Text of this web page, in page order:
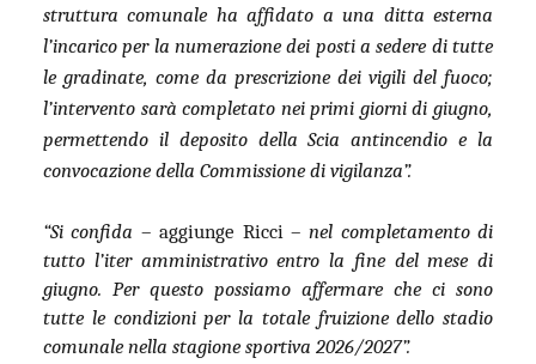
struttura comunale ha affidato a una ditta esterna
l’incarico per la numerazione dei posti a sedere di tutte
le gradinate, come da prescrizione dei vigili del fuoco;
l’intervento sarà completato nei primi giorni di giugno,
permettendo il deposito della Scia antincendio e la
convocazione della Commissione di vigilanza”.
“Si confida – aggiunge Ricci –nel completamento di
tutto l’iter amministrativo entro la fine del mese di
giugno. Per questo possiamo affermare che ci sono
tutte le condizioni per la totale fruizione dello stadio
comunale nella stagione sportiva 2026/2027”.